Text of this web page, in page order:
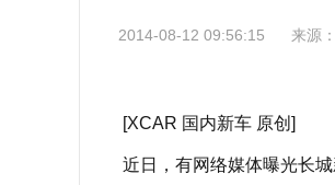
2014-08-12 09:56:15 来源：
[XCAR 国内新车 原创]
近日，有网络媒体曝光长城